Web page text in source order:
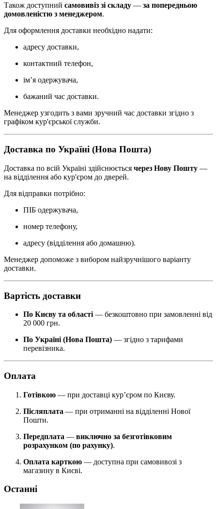
Також доступний самовивіз зі складу — за попередньою
домовленістю з менеджером.
Для оформлення доставки необхідно надати:
адресу доставки,
контактний телефон,
ім’я одержувача,
бажаний час доставки.
Менеджер узгодить з вами зручний час доставки згідно з
графіком кур'єрської служби.
Доставка по Україні (Нова Пошта)
Доставка по всій Україні здійснюється через Нову Пошту —
на відділення або кур'єром до дверей.
Для відправки потрібно:
ПІБ одержувача,
номер телефону,
адресу (відділення або домашню).
Менеджер допоможе з вибором найзручнішого варіанту
доставки.
Вартість доставки
По Києву та області — безкоштовно при замовленні від
20 000 грн.
По Україні (Нова Пошта) — згідно з тарифами
перевізника.
Оплата
Готівкою — при доставці кур’єром по Києву.
Післяплата — при отриманні на відділенні Нової
Пошти.
Передплата — виключно за безготівковим
розрахунком (по рахунку).
Оплата карткою — доступна при самовивозі з
магазину в Києві.
Останні